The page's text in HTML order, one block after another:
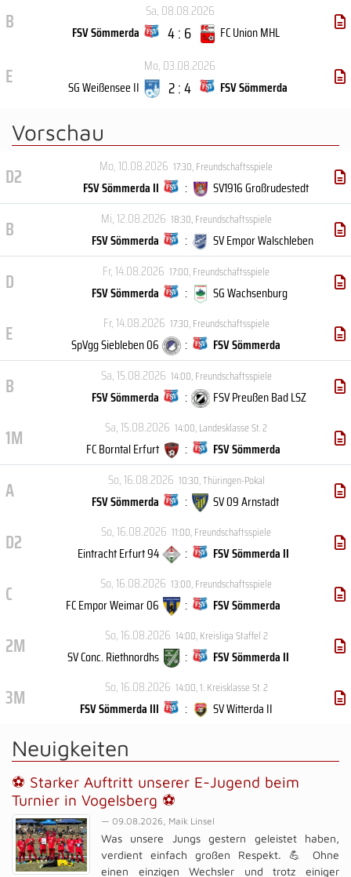
B
Sa, 08.08.2026
FSV Sömmerda
4 : 6 FC Union MHL
E
Mo, 03.08.2026
SG Weißensee II
2 : 4 FSV Sömmerda
Vorschau
D2 Mo, 10.08.2026 17:30,Freundschaftsspiele
FSV Sömmerda II : SV1916 Großrudestedt
B Mi, 12.08.2026 18:30,Freundschaftsspiele
FSV Sömmerda : SV Empor Walschleben
D Fr, 14.08.2026 17:00,Freundschaftsspiele
FSV Sömmerda : SG Wachsenburg
E Fr, 14.08.2026 17:30,Freundschaftsspiele
SpVgg Siebleben 06 : FSV Sömmerda
B Sa, 15.08.2026 14:00,Freundschaftsspiele
FSV Sömmerda : FSV Preußen Bad LSZ
1M Sa, 15.08.2026 14:00,Landesklasse St. 2
FC Borntal Erfurt : FSV Sömmerda
A So, 16.08.2026 10:30,Thüringen-Pokal
FSV Sömmerda : SV 09 Arnstadt
D2 So, 16.08.2026 11:00,Freundschaftsspiele
Eintracht Erfurt 94 : FSV Sömmerda II
C So, 16.08.2026 13:00,Freundschaftsspiele
FC Empor Weimar 06 : FSV Sömmerda
2M So, 16.08.2026 14:00,Kreisliga Staffel 2
SV Conc. Riethnordhs : FSV Sömmerda II
3M So, 16.08.2026 14:00,1. Kreisklasse St. 2
FSV Sömmerda III : SV Witterda II
Neuigkeiten
⚽️ Starker Auftritt unserer E-Jugend beim
Turnier in Vogelsberg ⚽️
— 09.08.2026, Maik Linsel
Was unsere Jungs gestern geleistet haben,
verdient einfach großen Respekt. 💪 Ohne
einen einzigen Wechsler und trotz einiger